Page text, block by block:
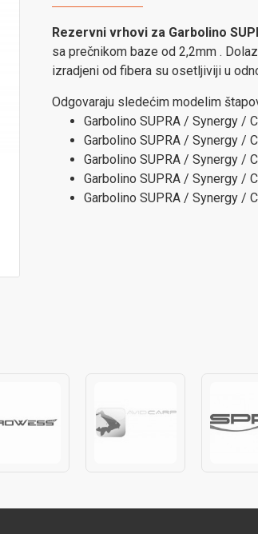
Rezervni vrhovi za Garbolino
sa prečnikom baze od 2,2mm .
izradjeni od fibera su osetljiviji u
Odgovaraju sledećim modelim
Garbolino SUPRA / Synergy /
Garbolino SUPRA / Synergy /
Garbolino SUPRA / Synergy /
Garbolino SUPRA / Synergy /
Garbolino SUPRA / Synergy /